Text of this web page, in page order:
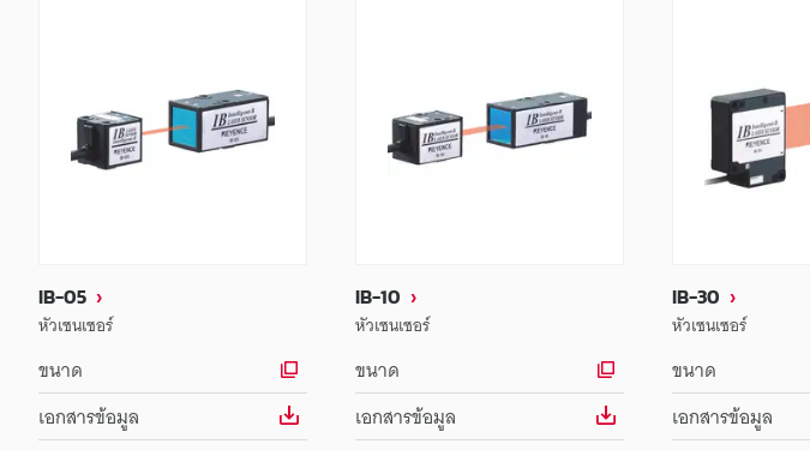
IB-05
หัวเซนเซอร์
ขนาด
เอกสารข้อมูล
IB-10
หัวเซนเซอร์
ขนาด
เอกสารข้อมูล
IB-30
หัวเซนเซอร์
ขนาด
เอกสารข้อมูล